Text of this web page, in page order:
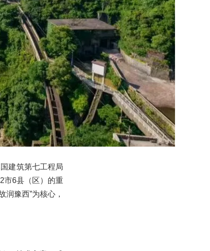
建筑第七工程局
市6县（区）的重
润豫西”为核心，